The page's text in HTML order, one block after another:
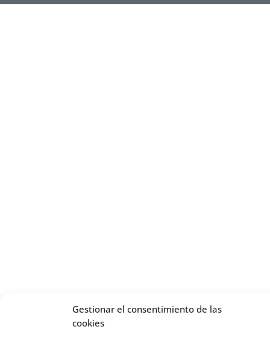
Gestionar el consentimiento de las
cookies